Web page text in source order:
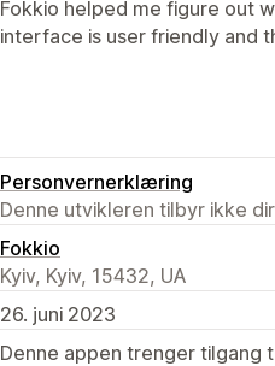
Fokkio helped me figure out
interface is user friendly and
Personvernerklæring
Denne utvikleren tilbyr ikke
Fokkio
Kyiv, Kyiv, 15432, UA
26. juni 2023
Denne appen trenger tilgang